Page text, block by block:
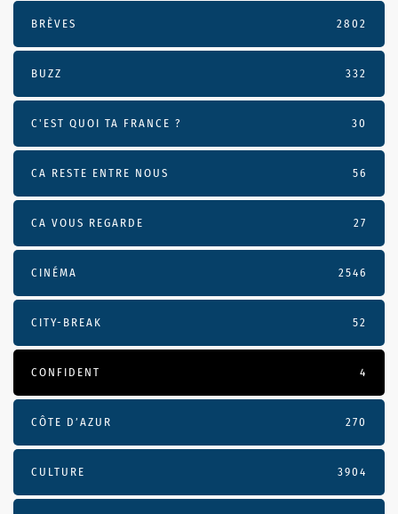
BRÈVES 2802
BUZZ 332
C'EST QUOI TA FRANCE ? 30
CA RESTE ENTRE NOUS 56
CA VOUS REGARDE 27
CINÉMA 2546
CITY-BREAK 52
CONFIDENT 4
CÔTE D’AZUR 270
CULTURE 3904